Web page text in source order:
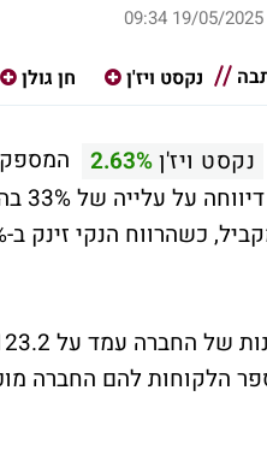
19/05/2025 09:34
נקסט ויז'ן חן גולן
נקסט ויז'ן2.63%
זינק ב-41% ל-20.5 מיליון דולר לעומת 14.5 מיליון דולר ברבעון המקביל.
להם החברה מוכרת עמד על 111 לעומת